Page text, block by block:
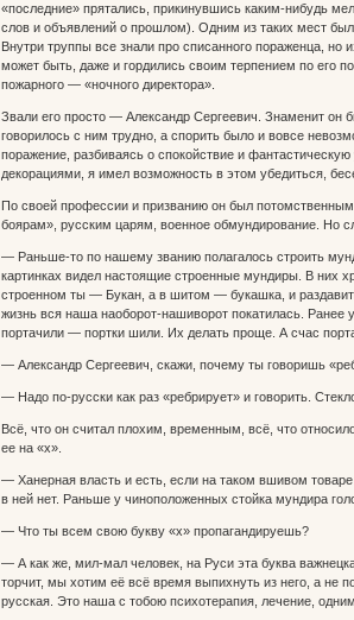
«последние» прятались, прикинувшись каким-нибудь
слов и объявлений о прошлом). Одним из таких мест был
Внутри труппы все знали про списанного пораженца, но
может быть, даже и гордились своим терпением по его
пожарного — «ночного директора».
Звали его просто — Александр Сергеевич. Знаменит он
говорилось с ним трудно, а спорить было и вовсе
поражение, разбиваясь о спокойствие и
декорациями, я имел возможность в этом убедиться,
По своей профессии и призванию он был
боярам», русским царям, военное обмундирование. Но
— Раньше-то по нашему званию полагалось строить
картинках видел настоящие строенные мундиры. В них
строенном ты — Букан, а в шитом — букашка, и
жизнь вся наша наоборот-нашиворот покатилась. Ранее
портачили — портки шили. Их делать проще. А счас
— Александр Сергеевич, скажи, почему ты говоришь
— Надо по-русски как раз «ребрирует» и говорить.
Всё, что он считал плохим, временным, всё, что
ее на «х».
— Ханерная власть и есть, если на таком вшивом
в ней нет. Раньше у чиноположенных стойка мундира
— Что ты всем свою букву «х» пропагандируешь?
— А как же, мил-мал человек, на Руси эта буква
торчит, мы хотим её всё время выпихнуть из него, а не
русская. Это наша с тобою психотерапия, лечение,